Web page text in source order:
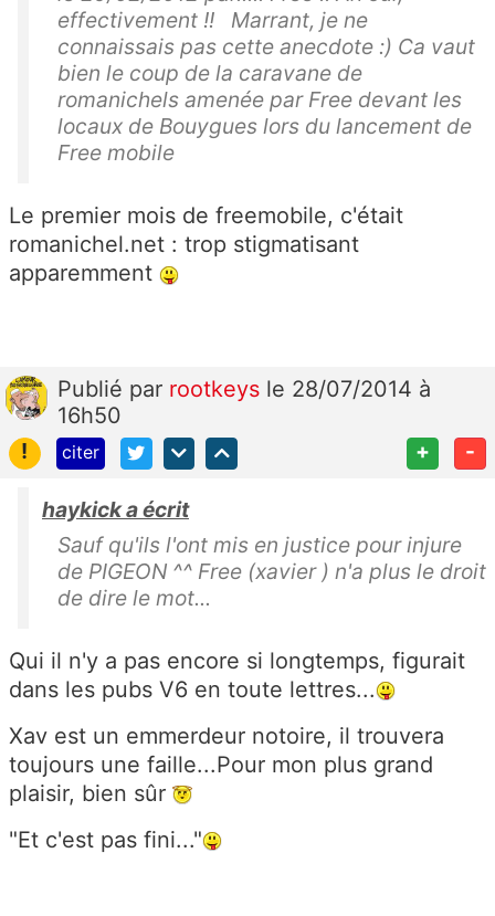
effectivement !! Marrant, je ne
connaissais pas cette anecdote :) Ca vaut
bien le coup de la caravane de
romanichels amenée par Free devant les
locaux de Bouygues lors du lancement de
Free mobile
Le premier mois de freemobile, c'était
romanichel.net : trop stigmatisant
apparemment
Publié par rootkeys le 28/07/2014 à
16h50
!
citer + -
haykick a écrit
Sauf qu'ils l'ont mis en justice pour injure
de PIGEON ^^ Free (xavier ) n'a plus le droit
de dire le mot...
Qui il n'y a pas encore si longtemps, figurait
dans les pubs V6 en toute lettres...
Xav est un emmerdeur notoire, il trouvera
toujours une faille...Pour mon plus grand
plaisir, bien sûr
"Et c'est pas fini..."